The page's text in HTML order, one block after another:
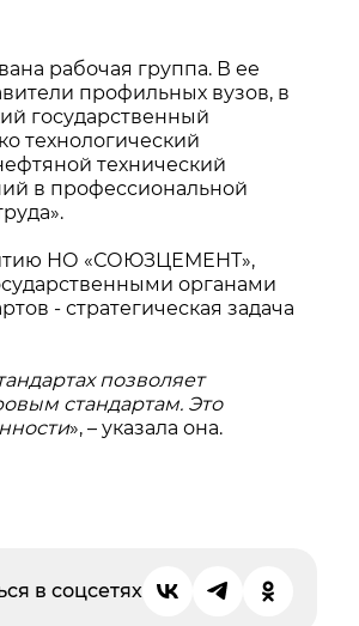
рабочая группа. В ее
профильных вузов, в
государственный
технологический
технический
в профессиональной
НО «СОЮЗЦЕМЕНТ»,
органами
- стратегическая задача
позволяет
стандартам. Это
», – указала она.
в соцсетях